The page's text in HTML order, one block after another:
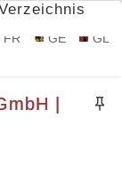
FR GE GL
|